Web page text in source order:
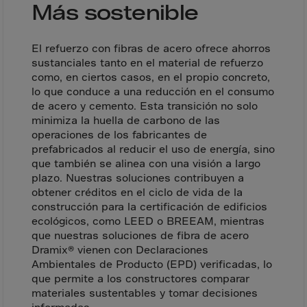
Italy
Ivory Coast
Jamaica
Japan
Jersey
Jordan
Kazakhstan
Kenya
Kirghistan
Kiribati
Kosovo
Kuwait
Laos
Más sostenible
El refuerzo con fibras de acero ofrece ahorros
sustanciales tanto en el material de refuerzo
como, en ciertos casos, en el propio concreto,
lo que conduce a una reducción en el consumo
de acero y cemento. Esta transición no solo
minimiza la huella de carbono de las
operaciones de los fabricantes de
prefabricados al reducir el uso de energía, sino
que también se alinea con una visión a largo
plazo. Nuestras soluciones contribuyen a
obtener créditos en el ciclo de vida de la
construcción para la certificación de edificios
ecológicos, como LEED o BREEAM, mientras
que nuestras soluciones de fibra de acero
Dramix® vienen con Declaraciones
Ambientales de Producto (EPD) verificadas, lo
que permite a los constructores comparar
materiales sustentables y tomar decisiones